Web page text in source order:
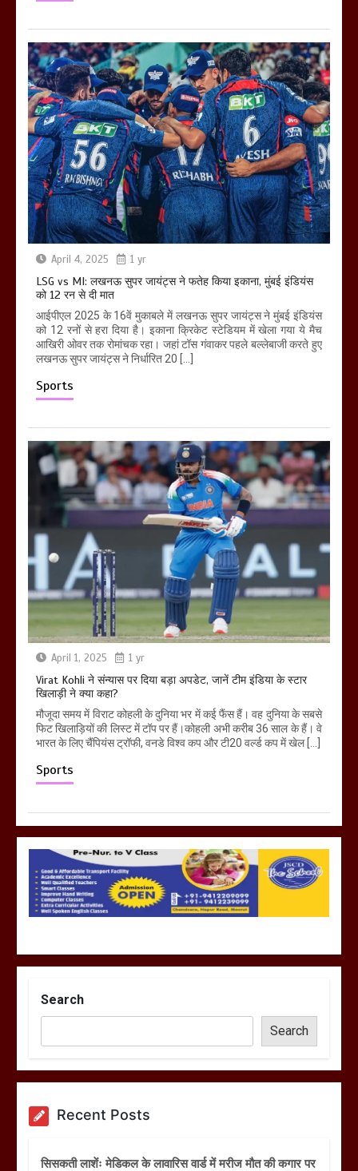
April 4, 2025 1 yr
LSG vs MI: लखनऊ सुपर जायंट्स ने फतेह किया इकाना, मुंबई इंडियंस
को 12 रन से दी मात
आईपीएल 2025 के 16वें मुकाबले में लखनऊ सुपर जायंट्स ने मुंबई इंडियंस
को 12 रनों से हरा दिया है। इकाना क्रिकेट स्टेडियम में खेला गया ये मैच
आखिरी ओवर तक रोमांचक रहा। जहां टॉस गंवाकर पहले बल्लेबाजी करते हुए
लखनऊ सुपर जायंट्स ने निर्धारित 20 […]
Sports
April 1, 2025 1 yr
Virat Kohli ने संन्यास पर दिया बड़ा अपडेट, जानें टीम इंडिया के स्टार
खिलाड़ी ने क्या कहा?
मौजूदा समय में विराट कोहली के दुनिया भर में कई फैंस हैं। वह दुनिया के सबसे
फिट खिलाड़ियों की लिस्ट में टॉप पर हैं।कोहली अभी करीब 36 साल के हैं। वे
भारत के लिए चैंपियंस ट्रॉफी, वनडे विश्व कप और टी20 वर्ल्ड कप में खेल […]
Sports
Search
Search
Recent Posts
सिसकती लाशेंः मेडिकल के लावारिस वार्ड में मरीज मौत की कगार पर